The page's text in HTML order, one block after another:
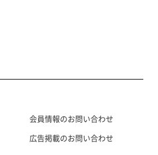
会員情報のお問い合わせ
広告掲載のお問い合わせ